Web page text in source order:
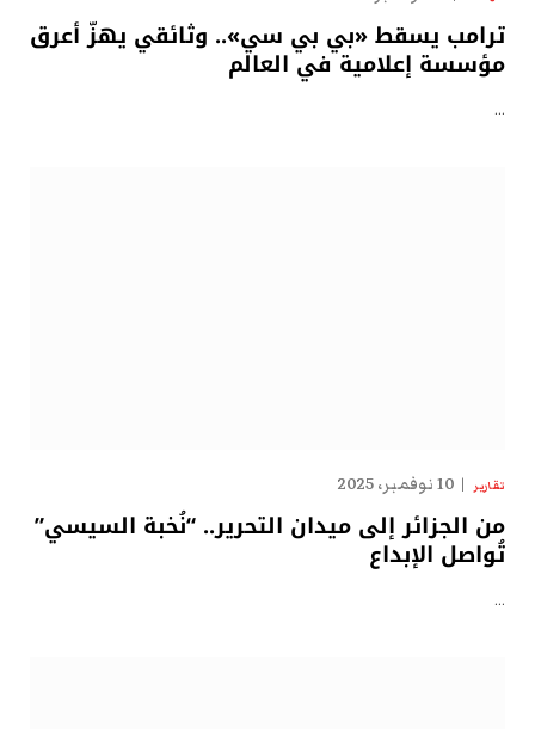
ترامب يسقط «بي بي سي».. وثائقي يهزّ أعرق
مؤسسة إعلامية في العالم
…
تقارير 10 نوفمبر، 2025
من الجزائر إلى ميدان التحرير.. “نُخبة السيسي”
تُواصل الإبداع
…